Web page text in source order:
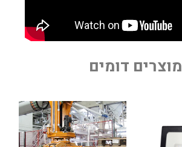
מוצרים דומים